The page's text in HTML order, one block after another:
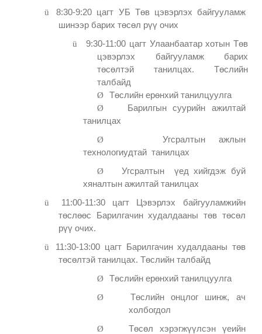
ü
8:30-9:20 цагт УБ Төв цэвэрлэх байгууламж
шинээр барих төсөл рүү очих
ü
9:30-1 1 :00 цагт Улаанбаатар хотынТөв
цэвэрлэх байгууламж барих
төсөлтэй танилцах. Төслийн
талбайд
Ø
Төслийн ерөнхий танилцуулга
Ø
Барилгын суурийн ажилтай
танилцах
Ø
Угсралтын ажлын
технологиудтай танилцах
Ø
Угсралтын үед хийгдэж буй
хяналтын ажилтай танилцах
ü
11:00-11:30 цагт Цэвэрлэх байгууламжийн
төслөөс Барилгачин худалдааны төв төсөл
рүү очих.
ü
11:30-13:00 цагт Барилгачин худалдааны төв
төсөлтэй танилцах. Төслийн талбайд
Ø
Төслийн ерөнхий танилцуулга
Ø
Төслийн онцлог шинж, ач
холбогдол
Ø
Төсөл хэрэгжүүлсэн үеийн